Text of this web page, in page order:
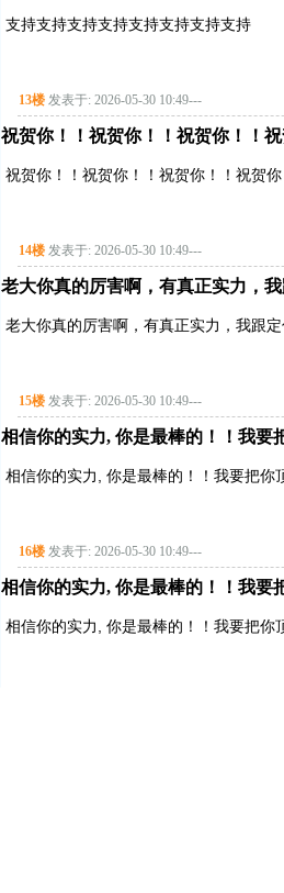
支持支持支持支持支持支持支持支持
13楼 发表于: 2026-05-30 10:49---
祝贺你！！祝贺你！！祝贺你！！
祝贺你！！祝贺你！！祝贺你！！祝贺
14楼 发表于: 2026-05-30 10:49---
老大你真的厉害啊，有真正实力，
老大你真的厉害啊，有真正实力，我跟
15楼 发表于: 2026-05-30 10:49---
相信你的实力, 你是最棒的！！我要
相信你的实力, 你是最棒的！！我要把你
16楼 发表于: 2026-05-30 10:49---
相信你的实力, 你是最棒的！！我要
相信你的实力, 你是最棒的！！我要把你